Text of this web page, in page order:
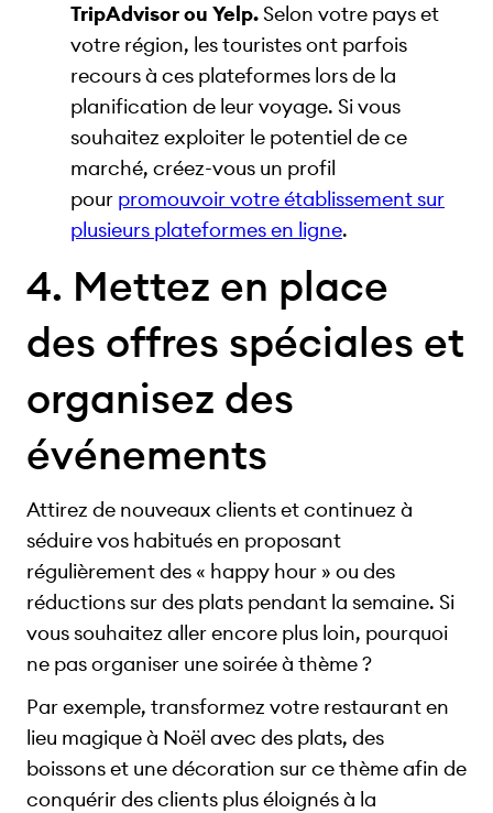
TripAdvisor ou Yelp. Selon votre pays et
votre région, les touristes ont parfois
recours à ces plateformes lors de la
planification de leur voyage. Si vous
souhaitez exploiter le potentiel de ce
marché, créez-vous un profil
pour promouvoir votre établissement sur
plusieurs plateformes en ligne.
4. Mettez en place
des offres spéciales et
organisez des
événements
Attirez de nouveaux clients et continuez à
séduire vos habitués en proposant
régulièrement des « happy hour » ou des
réductions sur des plats pendant la semaine. Si
vous souhaitez aller encore plus loin, pourquoi
ne pas organiser une soirée à thème ?
Par exemple, transformez votre restaurant en
lieu magique à Noël avec des plats, des
boissons et une décoration sur ce thème afin de
conquérir des clients plus éloignés à la